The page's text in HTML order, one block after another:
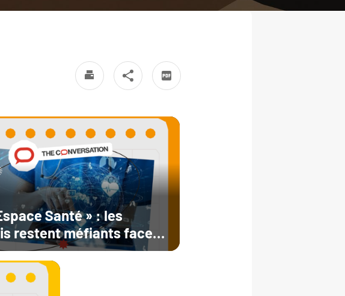
Santé » : les
restent méfiants face à
de leurs données de